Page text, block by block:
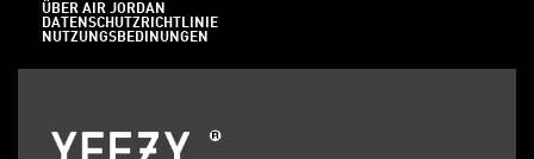
ÜBER AIR JORDAN
DATENSCHUTZRICHTLINIE
NUTZUNGSBEDINUNGEN